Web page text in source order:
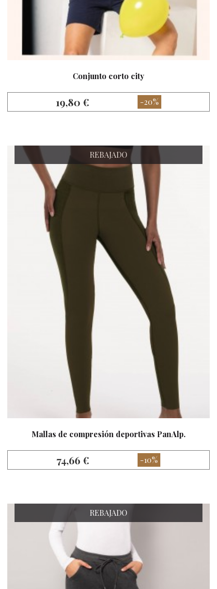
Conjunto corto city
19,80 € -20%
REBAJADO
Mallas de compresión deportivas PanAlp.
74,66 € -10%
REBAJADO